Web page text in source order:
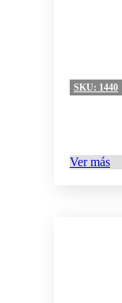
SKU: 1440
Ver más